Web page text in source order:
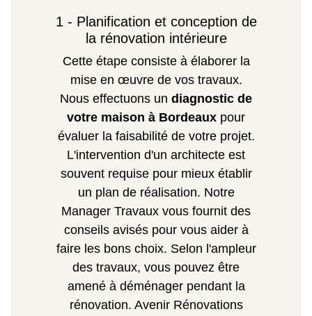
1 - Planification et conception de
la rénovation intérieure
Cette étape consiste à élaborer la
mise en œuvre de vos travaux.
Nous effectuons un diagnostic de
votre maison à Bordeaux pour
évaluer la faisabilité de votre projet.
L'intervention d'un architecte est
souvent requise pour mieux établir
un plan de réalisation. Notre
Manager Travaux vous fournit des
conseils avisés pour vous aider à
faire les bons choix. Selon l'ampleur
des travaux, vous pouvez être
amené à déménager pendant la
rénovation. Avenir Rénovations